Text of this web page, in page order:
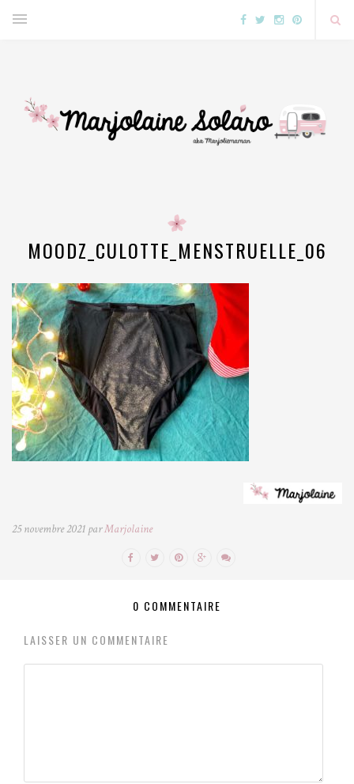
MOODZ_CULOTTE_MENSTRUELLE_06
25 novembre 2021 parMarjolaine
0 COMMENTAIRE
LAISSER UN COMMENTAIRE